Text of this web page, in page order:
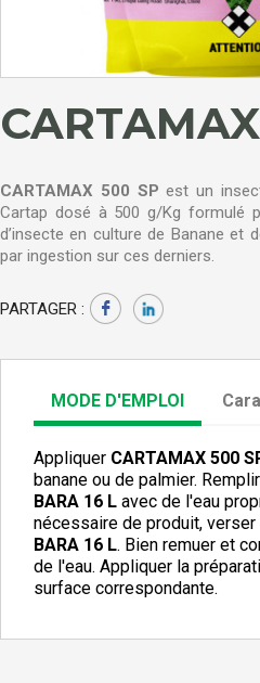
CARTAMAX 500 SPest un
Cartap dosé à 500 g/Kg formulé
d’insecte en culture de Banane et
par ingestion sur ces derniers.
PARTAGER :
MODE D'EMPLOI
Appliquer CARTAMAX 500
banane ou de palmier.
BARA 16 L avec de l'eau
nécessaire de produit,
BARA 16 L. Bien remuer et
de l'eau. Appliquer la
surface correspondante.